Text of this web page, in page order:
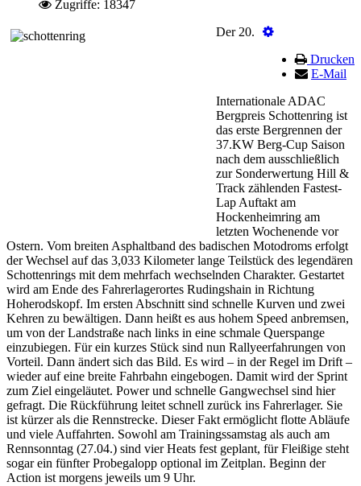
Zugriffe: 18347
Drucken
E-Mail
Der 20.
Internationale ADAC
Bergpreis Schottenring ist
das erste Bergrennen der
37.KW Berg-Cup Saison
nach dem ausschließlich
zur Sonderwertung Hill &
Track zählenden Fastest-
Lap Auftakt am
Hockenheimring am
letzten Wochenende vor
Ostern. Vom breiten Asphaltband des badischen Motodroms erfolgt
der Wechsel auf das 3,033 Kilometer lange Teilstück des legendären
Schottenrings mit dem mehrfach wechselnden Charakter. Gestartet
wird am Ende des Fahrerlagerortes Rudingshain in Richtung
Hoherodskopf. Im ersten Abschnitt sind schnelle Kurven und zwei
Kehren zu bewältigen. Dann heißt es aus hohem Speed anbremsen,
um von der Landstraße nach links in eine schmale Querspange
einzubiegen. Für ein kurzes Stück sind nun Rallyeerfahrungen von
Vorteil. Dann ändert sich das Bild. Es wird – in der Regel im Drift –
wieder auf eine breite Fahrbahn eingebogen. Damit wird der Sprint
zum Ziel eingeläutet. Power und schnelle Gangwechsel sind hier
gefragt. Die Rückführung leitet schnell zurück ins Fahrerlager. Sie
ist kürzer als die Rennstrecke. Dieser Fakt ermöglicht flotte Abläufe
und viele Auffahrten. Sowohl am Trainingssamstag als auch am
Rennsonntag (27.04.) sind vier Heats fest geplant, für Fleißige steht
sogar ein fünfter Probegalopp optional im Zeitplan. Beginn der
Action ist morgens jeweils um 9 Uhr.